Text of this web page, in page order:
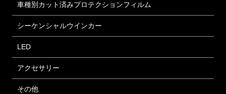
車種別カット済みプロテクションフィルム
シーケンシャルウインカー
LED
アクセサリー
その他